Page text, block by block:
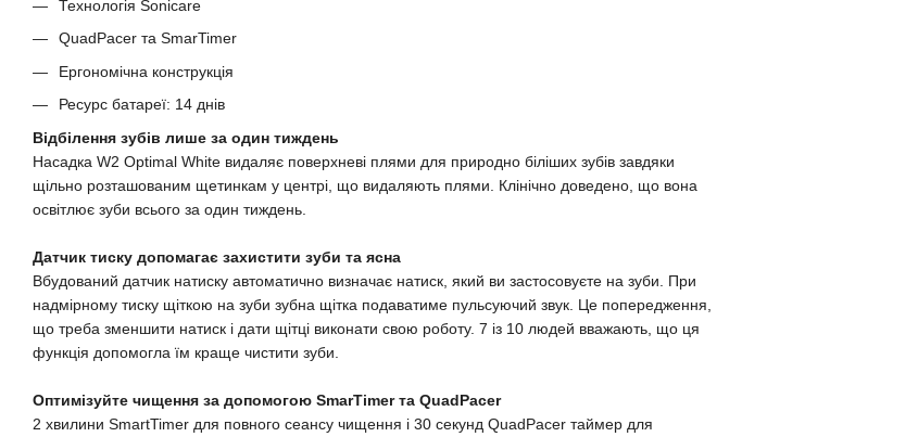
Технологія Sonicare
QuadPacer та SmarTimer
Ергономічна конструкція
Ресурс батареї: 14 днів
Відбілення зубів лише за один тиждень
Насадка W2 Optimal White видаляє поверхневі плями для природно біліших зубів завдяки
щільно розташованим щетинкам у центрі, що видаляють плями. Клінічно доведено, що вона
освітлює зуби всього за один тиждень.
Датчик тиску допомагає захистити зуби та ясна
Вбудований датчик натиску автоматично визначає натиск, який ви застосовуєте на зуби. При
надмірному тиску щіткою на зуби зубна щітка подаватиме пульсуючий звук. Це попередження,
що треба зменшити натиск і дати щітці виконати свою роботу. 7 із 10 людей вважають, що ця
функція допомогла їм краще чистити зуби.
Оптимізуйте чищення за допомогою SmarTimer та QuadPacer
2 хвилини SmartTimer для повного сеансу чищення і 30 секунд QuadPacer таймер для